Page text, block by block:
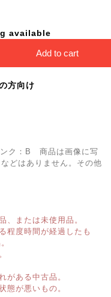
available
Add to cart
方向け
ク：B 商品は画像に写
どはありません。その他
、または未使用品。
程度時間が経過したも
がある中古品。
態が悪いもの。